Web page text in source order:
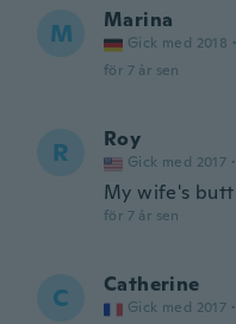
M Marina
Gick med 2018 ·
för 7 år sen
R Roy
Gick med 2017 ·
My wife's
för 7 år sen
C Catherine
Gick med 2017 ·